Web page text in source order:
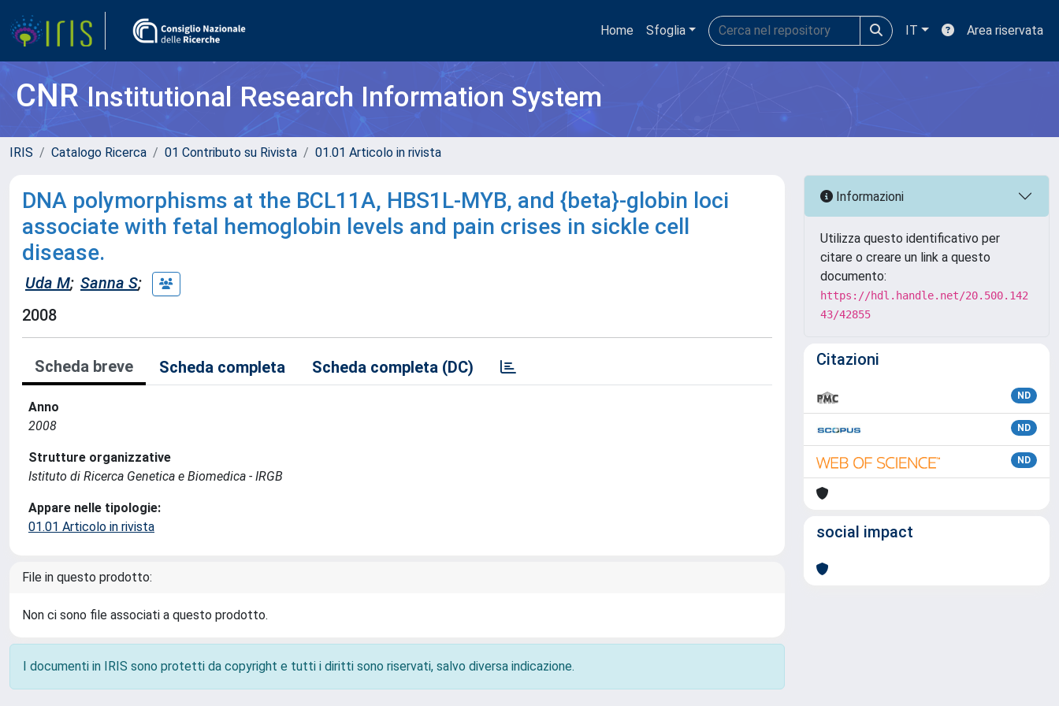
Home Sfoglia IT Area riservata
CNRInstitutional Research Information System
IRIS Catalogo Ricerca 01 Contributo su Rivista 01.01 Articolo in rivista
DNA polymorphisms at the BCL11A, HBS1L-MYB, and {beta}-globin loci
associate with fetal hemoglobin levels and pain crises in sickle cell
disease.
Uda M; Sanna S;
2008
Scheda breve Scheda completa Scheda completa (DC)
Anno
2008
Strutture organizzative
Istituto di Ricerca Genetica e Biomedica - IRGB
Appare nelle tipologie:
01.01 Articolo in rivista
File in questo prodotto:
Non ci sono file associati a questo prodotto.
I documenti in IRIS sono protetti da copyright e tutti i diritti sono riservati, salvo diversa indicazione.
Informazioni
Utilizza questo identificativo per
citare o creare un link a questo
documento:
https://hdl.handle.net/20.500.142
43/42855
Citazioni
ND
ND
ND
social impact